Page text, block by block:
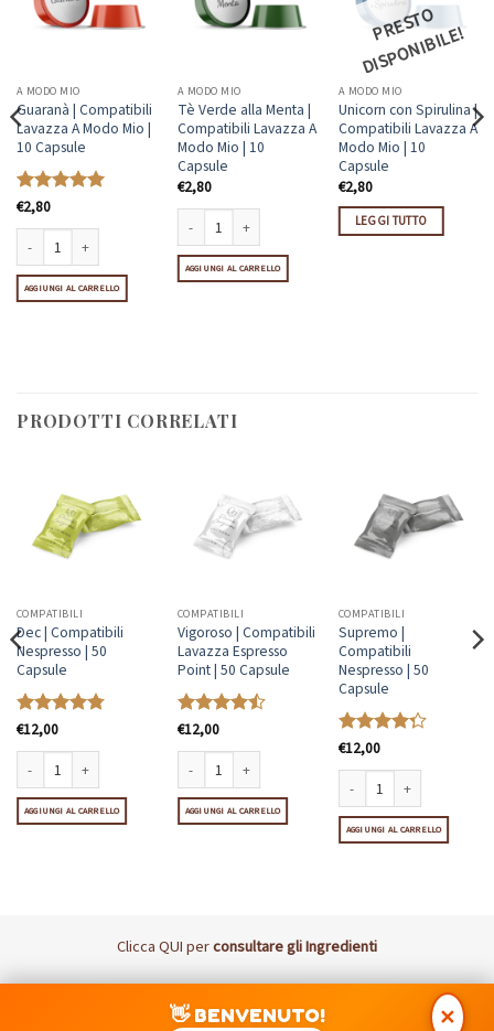
A MODO MIO
Guaranà | Compatibili
Lavazza A Modo Mio |
10 Capsule
Valutato
€2,80
Guaranà | Compatibili Lavazza A Modo Mio | 10 Capsule quantità
AGGIUNGI AL CARRELLO
A MODO MIO
Tè Verde alla Menta |
Compatibili Lavazza A
Modo Mio | 10
Capsule
€2,80
Tè Verde alla Menta | Compatibili Lavazza A Modo Mio |
AGGIUNGI AL CARRELLO
P
R
E
S
T
O
DI
S
P
O
NI
BI
L
E!
A MODO MIO
Unicorn con Spirulina |
Compatibili Lavazza A
Modo Mio | 10
Capsule
€2,80
LEGGI TUTTO
quantità
| Compatibili Lavazza A Modo Mio | 10 Capsule quantità
PRODOTTI CORRELATI
COMPATIBILI
Dec | Compatibili
Nespresso | 50
Capsule
Valutato
€12,00
Dec | Compatibili Nespresso | 50 Capsule quantità
AGGIUNGI AL CARRELLO
COMPATIBILI
Vigoroso | Compatibili
Lavazza Espresso
Point | 50 Capsule
Valutato
€12,00
Vigoroso | Compatibili Lavazza Espresso Point | 50
AGGIUNGI AL CARRELLO
COMPATIBILI
Supremo |
Compatibili
Nespresso | 50
Capsule
Valutato
€12,00
Supremo | Compatibili
AGGIUNGI AL CARRELLO
quantità
Dolce Gusto | 48 Capsule quantità
CliccaQUIperconsultare gli Ingredienti
Visa
✕
👋 BENVENUTO!